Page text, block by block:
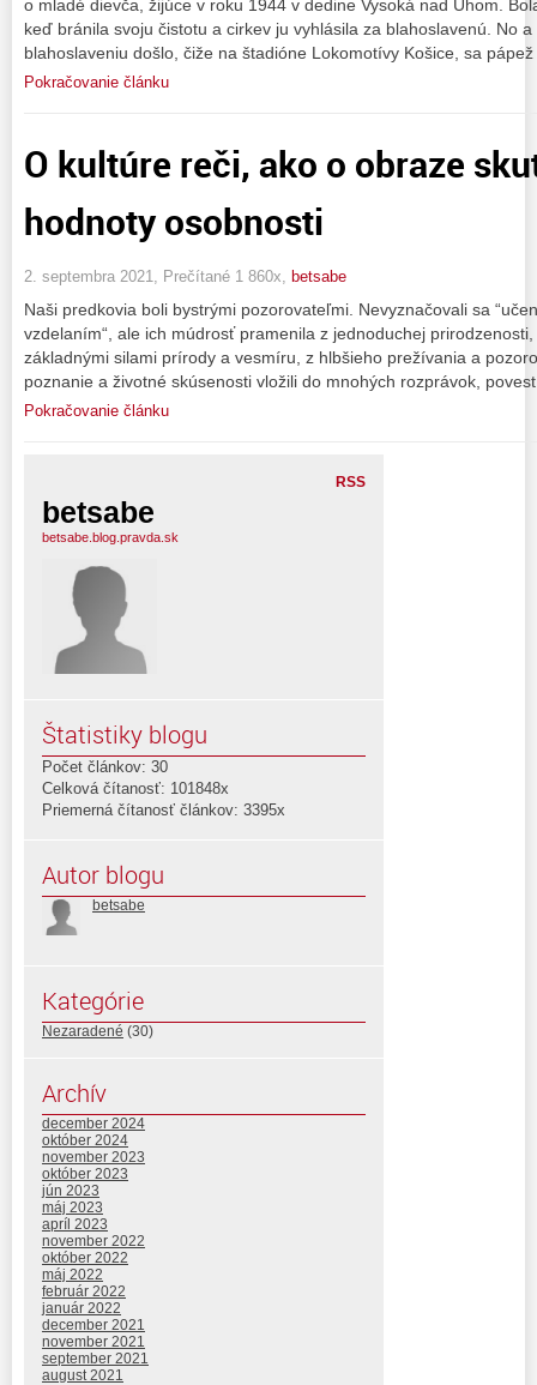
o mladé dievča, žijúce v roku 1944 v dedine Vysoká nad Uhom.
keď bránila svoju čistotu a cirkev ju vyhlásila za blahoslavenú. No
blahoslaveniu došlo, čiže na štadióne Lokomotívy Košice, sa
Pokračovanie článku
O kultúre reči, ako o obraze
hodnoty osobnosti
2. septembra 2021, Prečítané 1 860x, betsabe
Naši predkovia boli bystrými pozorovateľmi. Nevyznačovali sa
vzdelaním“, ale ich múdrosť pramenila z jednoduchej
základnými silami prírody a vesmíru, z hlbšieho prežívania a
poznanie a životné skúsenosti vložili do mnohých rozprávok,
Pokračovanie článku
RSS
betsabe
betsabe.blog.pravda.sk
Štatistiky blogu
Počet článkov: 30
Celková čítanosť: 101848x
Priemerná čítanosť článkov: 3395x
Autor blogu
betsabe
Kategórie
Nezaradené (30)
Archív
december 2024
október 2024
november 2023
október 2023
jún 2023
máj 2023
apríl 2023
november 2022
október 2022
máj 2022
február 2022
január 2022
december 2021
november 2021
september 2021
august 2021